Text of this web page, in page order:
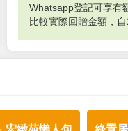
Whatsapp登記可享有
比較實際回贈金額，